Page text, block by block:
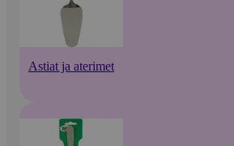
Astiat ja aterimet